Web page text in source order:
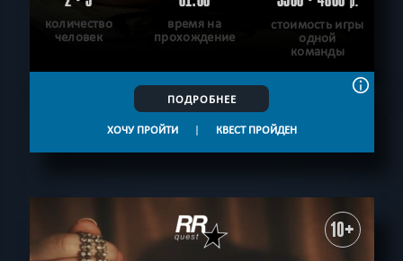
количество
человек
время на
прохождение
стоимость игры
одной
команды
ПОДРОБНЕЕ
ХОЧУ ПРОЙТИ | КВЕСТ ПРОЙДЕН
10+